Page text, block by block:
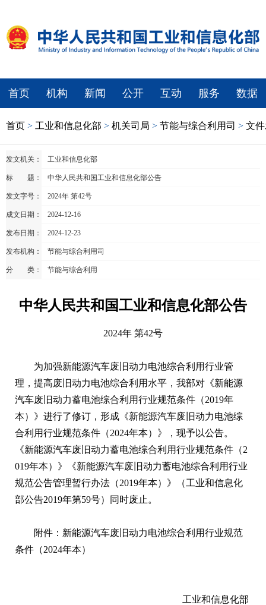
首页 机构 新闻 公开 互动 服务 数据
首页 > 工业和信息化部 > 机关司局 > 节能与综合利用司 > 文
发文机关： 工业和信息化部
标 题： 中华人民共和国工业和信息化部公告
发文字号： 2024年 第42号
成文日期： 2024-12-16
发布日期： 2024-12-23
发布机构： 节能与综合利用司
分 类： 节能与综合利用
中华人民共和国工业和信息化部公告
2024年 第42号
为加强新能源汽车废旧动力电池综合利用行业管
理，提高废旧动力电池综合利用水平，我部对《新能源
汽车废旧动力蓄电池综合利用行业规范条件（2019年
本）》进行了修订，形成《新能源汽车废旧动力电池综
合利用行业规范条件（2024年本）》，现予以公告。
《新能源汽车废旧动力蓄电池综合利用行业规范条件（2
019年本）》《新能源汽车废旧动力蓄电池综合利用行业
规范公告管理暂行办法（2019年本）》（工业和信息化
部公告2019年第59号）同时废止。
附件：新能源汽车废旧动力电池综合利用行业规范
条件（2024年本）
工业和信息化部